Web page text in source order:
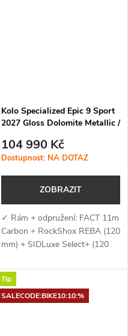
Kolo Specialized Epic 9 Sport
2027 Gloss Dolomite Metallic /
104 990 Kč
Dostupnost: NA DOTAZ
ZOBRAZIT
✓ Rám + odpružení: FACT 11m
Carbon + RockShox REBA (120
mm) + SIDLuxe Select+ (120
XC geometrií a efektivní
odpružení pro rychlou a...
Tip
SALECODE:BIKE10:10:%